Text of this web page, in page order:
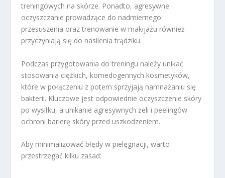
treningowych na skórze. Ponadto, agresywne
oczyszczanie prowadzące do nadmiernego
przesuszenia oraz trenowanie w makijażu również
przyczyniają się do nasilenia trądziku.
Podczas przygotowania do treningu należy unikać
stosowania ciężkich, komedogennych kosmetyków,
które w połączeniu z potem sprzyjają namnażaniu się
bakterii. Kluczowe jest odpowiednie oczyszczenie skóry
po wysiłku, a unikanie agresywnych żeli i peelingów
ochroni barierę skóry przed uszkodzeniem.
Aby minimalizować błędy w pielęgnacji, warto
przestrzegać kilku zasad: